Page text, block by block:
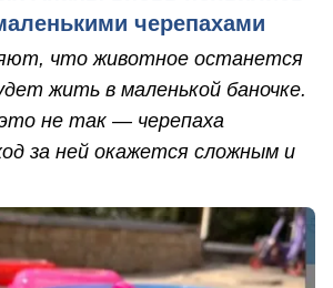
черепахами
что животное останется
жить в маленькой баночке.
не так — черепаха
за ней окажется сложным и